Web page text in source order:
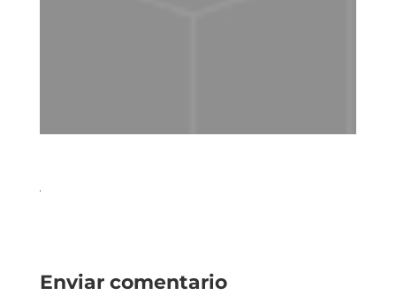
Enviar comentario